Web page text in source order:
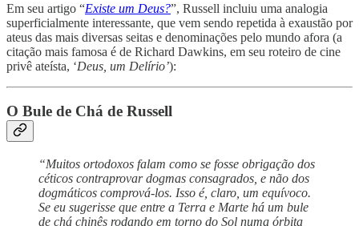
Em seu artigo “Existe um Deus?”, Russell incluiu uma analogia
superficialmente interessante, que vem sendo repetida à exaustão por
ateus das mais diversas seitas e denominações pelo mundo afora (a
citação mais famosa é de Richard Dawkins, em seu roteiro de cine
privê ateísta, ‘Deus, um Delírio’):
O Bule de Chá de Russell
“Muitos ortodoxos falam como se fosse obrigação dos
céticos contraprovar dogmas consagrados, e não dos
dogmáticos comprová-los. Isso é, claro, um equívoco.
Se eu sugerisse que entre a Terra e Marte há um bule
de chá chinês rodando em torno do Sol numa órbita